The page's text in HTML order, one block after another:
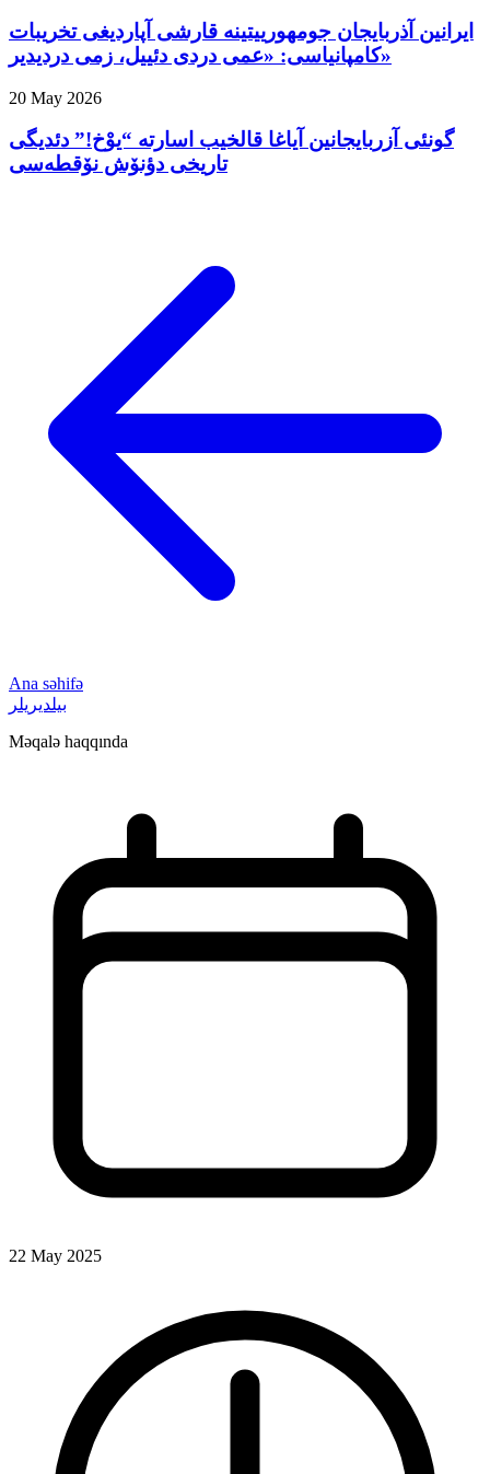
ایرانین آذربایجان جومهورییتینه قارشی آپاردیغی تخریبات
کامپانیاسی: «عمی دردی دئییل، زمی دردیدیر»
20 May 2026
گونئی آزربایجانین آیاغا قالخیب اسارته “یوْخ!” دئدیگی
تاریخی دؤنۆش نۆقطه‌سی
Ana səhifə
بیلدیریلر
Məqalə haqqında
22 May 2025